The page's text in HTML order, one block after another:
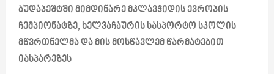
o
s
t
ბუდაპეშტში მიმდინარე მკლავჭიდის ევროპის
ჩემპიონატზე, ხელვაჩაურის სასპორტო სკოლის
მწვრთნელმა და მის მოსწავლემ წარმატებით
იასპარეზეს